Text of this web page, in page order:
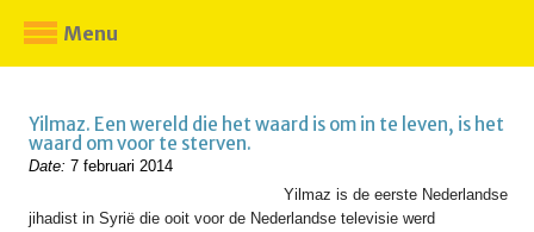
Menu
Yilmaz. Een wereld die het waard is om in te leven, is het
waard om voor te sterven.
Date: 7 februari 2014
Yilmaz is de eerste Nederlandse
jihadist in Syrië die ooit voor de Nederlandse televisie werd